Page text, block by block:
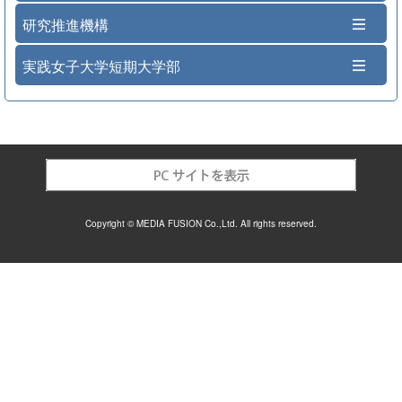
研究推進機構
実践女子大学短期大学部
Copyright © MEDIA FUSION Co.,Ltd. All rights reserved.